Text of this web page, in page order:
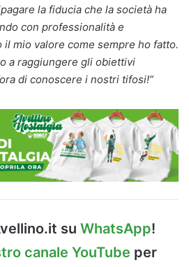
la fiducia che la società ha
con professionalità e
il mio valore come sempre ho fatto.
a raggiungere gli obiettivi
di conoscere i nostri tifosi!”
su WhatsApp!
canale YouTube per